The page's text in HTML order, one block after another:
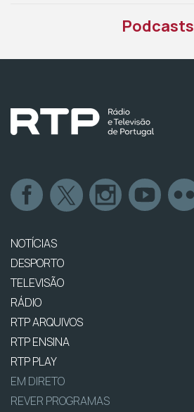
Podcasts
NOTÍCIAS
DESPORTO
TELEVISÃO
RÁDIO
RTP ARQUIVOS
RTP ENSINA
RTP PLAY
EM DIRETO
REVER PROGRAMAS